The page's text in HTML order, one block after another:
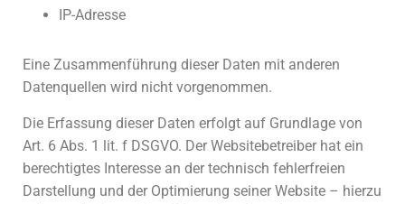
IP-Adresse
Eine Zusammenführung dieser Daten mit anderen
Datenquellen wird nicht vorgenommen.
Die Erfassung dieser Daten erfolgt auf Grundlage von
Art. 6 Abs. 1 lit. f DSGVO. Der Websitebetreiber hat ein
berechtigtes Interesse an der technisch fehlerfreien
Darstellung und der Optimierung seiner Website – hierzu